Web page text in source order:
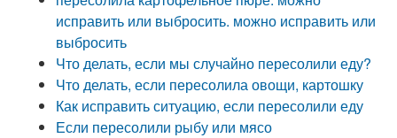
исправить или выбросить. можно исправить или
выбросить
Что делать, если мы случайно пересолили еду?
Что делать, если пересолила овощи, картошку
Как исправить ситуацию, если пересолили еду
Если пересолили рыбу или мясо